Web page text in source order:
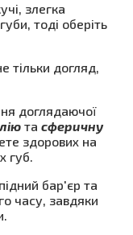
злегка
тоді оберіть
тільки догляд,
доглядаючої
та сферичну
здорових на
губ.
бар'єр та
часу, завдяки